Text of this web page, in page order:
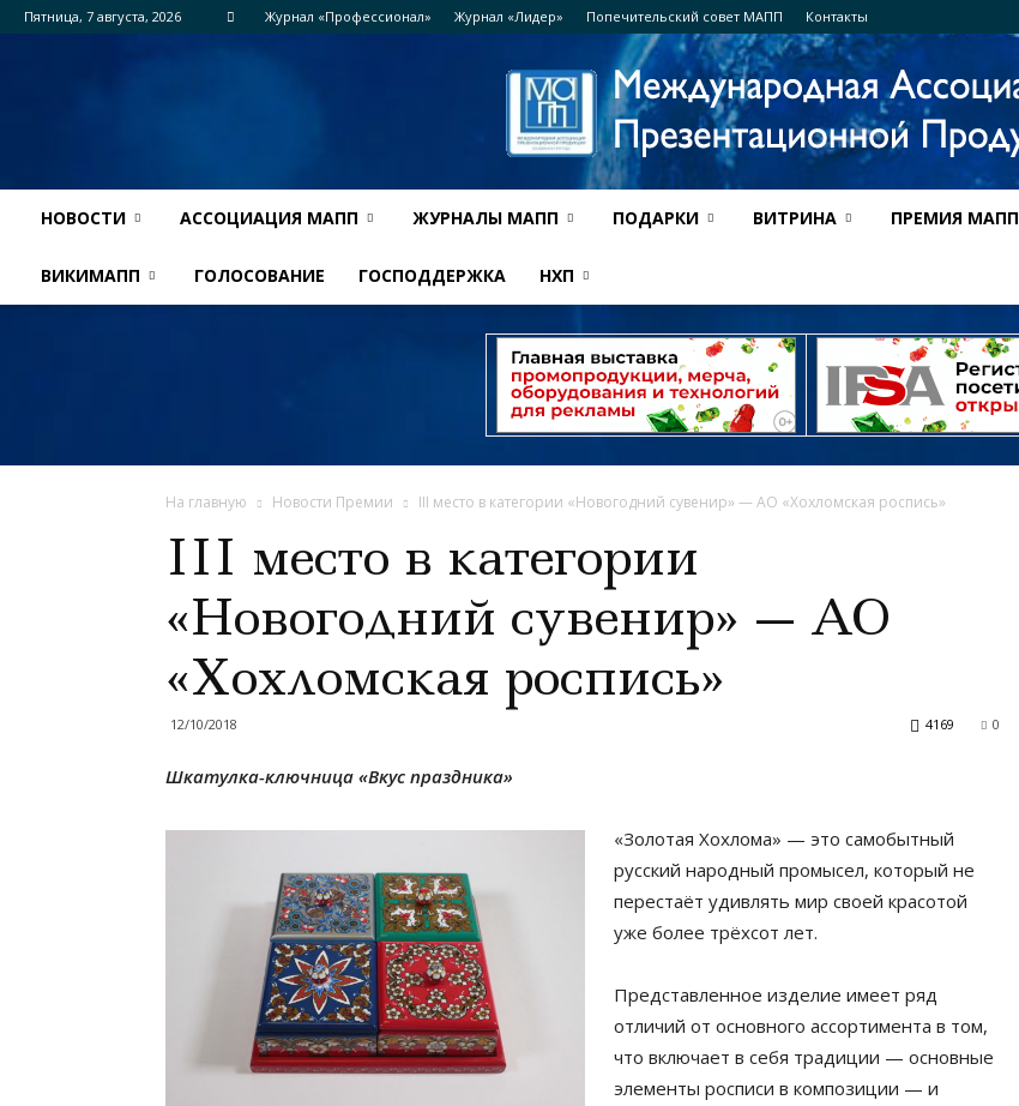
Пятница, 7 августа, 2026 Журнал «Профессионал» Журнал «Лидер» Попечительский совет МАПП Контакты
НОВОСТИ АССОЦИАЦИЯ МАПП ЖУРНАЛЫ МАПП ПОДАРКИ ВИТРИНА ПРЕМИЯ МАПП
ВИКИМАПП ГОЛОСОВАНИЕ ГОСПОДДЕРЖКА НХП
На главную Новости Премии III место в категории «Новогодний сувенир» — АО «Хохломская роспись»
III место в категории
«Новогодний сувенир» — АО
«Хохломская роспись»
12/10/2018 0
4169
Шкатулка-ключница «Вкус праздника»
«Золотая Хохлома» — это самобытный
русский народный промысел, который не
перестаёт удивлять мир своей красотой
уже более трёхсот лет.
Представленное изделие имеет ряд
отличий от основного ассортимента в том,
что включает в себя традиции — основные
элементы росписи в композиции — и